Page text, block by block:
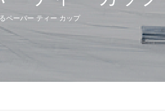
ペーパー ティー カップ